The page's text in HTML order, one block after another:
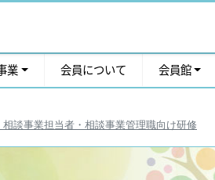
業 会員について 会員館
相談事業担当者・相談事業管理職向け研修